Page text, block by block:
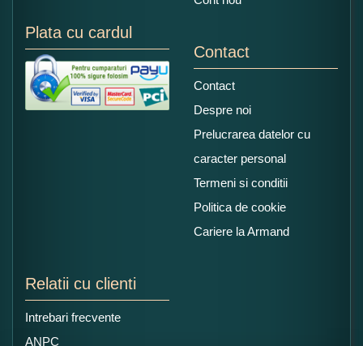
Plata cu cardul
Contact
Contact
Despre noi
Prelucrarea datelor cu
caracter personal
Termeni si conditii
Politica de cookie
Cariere la Armand
Relatii cu clienti
Intrebari frecvente
ANPC